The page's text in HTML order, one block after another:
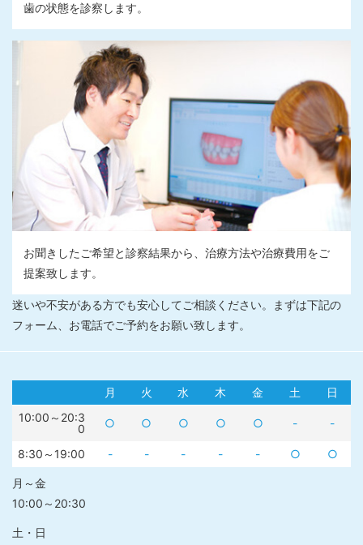
歯の状態を診察します。
お聞きしたご希望と診察結果から、治療方法や治療費用をご
提案致します。
迷いや不安がある方でも安心してご相談ください。まずは下記の
フォーム、お電話でご予約をお願い致します。
月 火 水 木 金 土
日
10:00～20:3
0
○ ○ ○ ○ ○ - -
8:30～19:00 - - - - - ○ ○
月～金
10:00～20:30
土・日